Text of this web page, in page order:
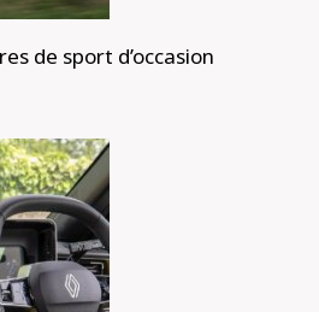
de sport d’occasion